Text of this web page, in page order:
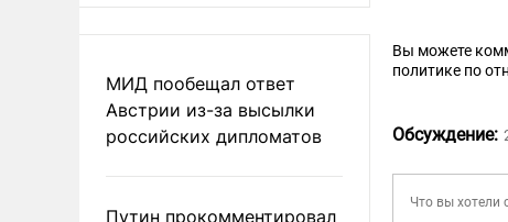
МИД пообещал ответ
Австрии из-за высылки
российских дипломатов
Путин прокомментировал
Вы можете
политике по
Обсуждение: